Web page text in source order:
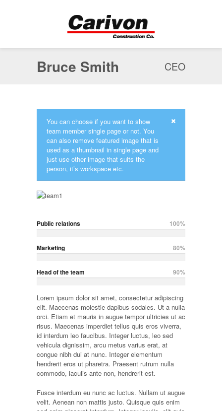
Bruce Smith CEO
You can choose if you want to show
team member single page or not. You
can also remove featured image that is
used as a thumbnail in single page and
just use other image that suits the
person, it’s workspace etc.
Public relations 100%
Marketing 80%
Head of the team 90%
Lorem ipsum dolor sit amet, consectetur adipiscing
elit. Maecenas molestie dapibus sodales. Ut a nulla
orci. Etiam et mauris in augue tempor ultricies ut ac
risus. Maecenas imperdiet tellus quis eros viverra,
id interdum leo faucibus. Integer luctus, leo sed
vehicula dignissim, arcu metus varius erat, at
congue nibh dui at nunc. Integer elementum
hendrerit eros ut pharetra. Praesent rutrum nulla
commodo, iaculis ante non, hendrerit est.
Fusce interdum eu nunc ac luctus. Nullam ut augue
velit. Aenean non mattis justo. Quisque quis enim